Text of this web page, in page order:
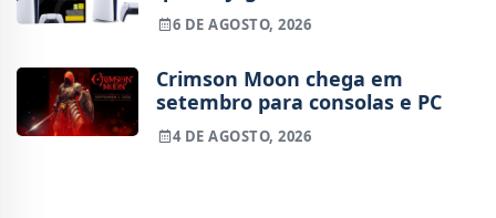
2028
6 DE AGOSTO, 2026
Crimson Moon chega em
setembro para consolas e PC
4 DE AGOSTO, 2026